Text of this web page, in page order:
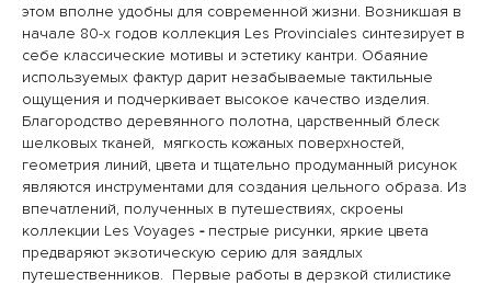
этом вполне удобны для современной жизни. Возникшая в
начале 80-х годов коллекция Les Provinciales синтезирует в
себе классические мотивы и эстетику кантри. Обаяние
используемых фактур дарит незабываемые тактильные
ощущения и подчеркивает высокое качество изделия.
Благородство деревянного полотна, царственный блеск
шелковых тканей, мягкость кожаных поверхностей,
геометрия линий, цвета и тщательно продуманный рисунок
являются инструментами для создания цельного образа. Из
впечатлений, полученных в путешествиях, скроены
коллекции Les Voyages -пестрые рисунки, яркие цвета
предваряют экзотическую серию для заядлых
путешественников. Первые работы в дерзкой стилистике